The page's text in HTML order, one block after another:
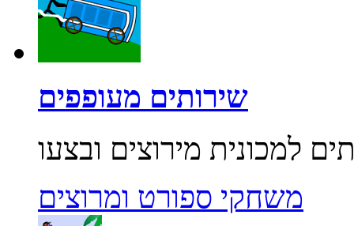
שירותים מעופפים
משחקי ספורט ומרוצים